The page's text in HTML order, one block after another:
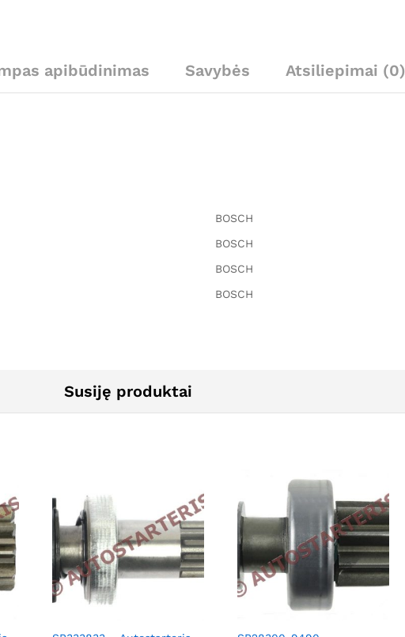
apibūdinimas Savybės Atsiliepimai (0)
BOSCH
BOSCH
BOSCH
BOSCH
Susiję produktai